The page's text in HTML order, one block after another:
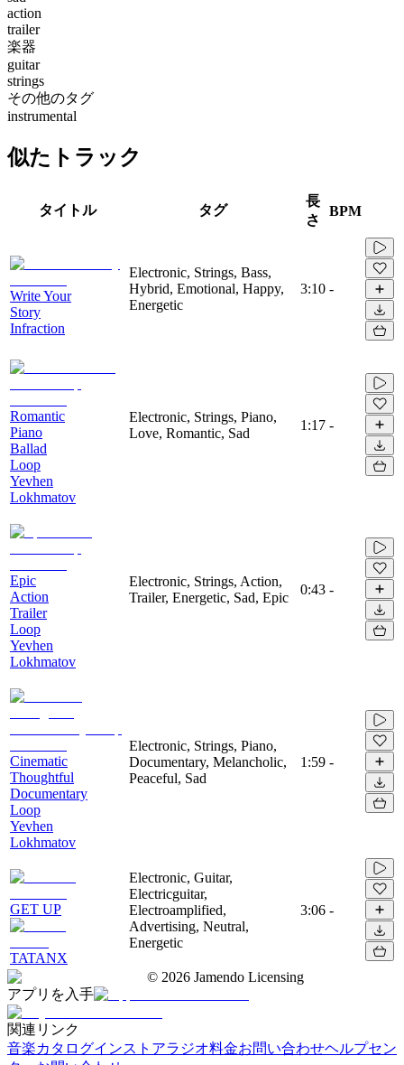
action
trailer
楽器
guitar
strings
その他のタグ
instrumental
似たトラック
タイトル タグ
長
さ
BPM
Write Your
Story
Infraction
Electronic, Strings, Bass,
Hybrid, Emotional, Happy,
Energetic
3:10 -
Romantic
Piano
Ballad
Loop
Yevhen
Lokhmatov
Electronic, Strings, Piano,
Love, Romantic, Sad
1:17 -
Epic
Action
Trailer
Loop
Yevhen
Lokhmatov
Electronic, Strings, Action,
Trailer, Energetic, Sad, Epic
0:43 -
Cinematic
Thoughtful
Documentary
Loop
Yevhen
Lokhmatov
Electronic, Strings, Piano,
Documentary, Melancholic,
Peaceful, Sad
1:59 -
GET UP
TATANX
Electronic, Guitar,
Electricguitar,
Electroamplified,
Advertising, Neutral,
Energetic
3:06 -
© 2026 Jamendo Licensing
アプリを入手
関連リンク
音楽カタログインストアラジオ料金お問い合わせヘルプセン